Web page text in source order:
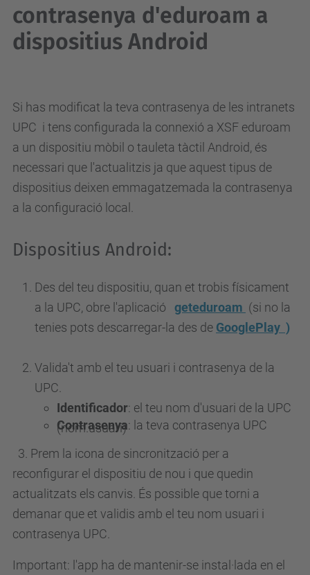
contrasenya d'eduroam a
dispositius Android
Si has modificat la teva contrasenya de les intranets
UPC i tens configurada la connexió a XSF eduroam
a un dispositiu mòbil o tauleta tàctil Android, és
necessari que l'actualitzis ja que aquest tipus de
dispositius deixen emmagatzemada la contrasenya
a la configuració local.
Dispositius Android:
Des del teu dispositiu, quan et trobis físicament
a la UPC, obre l'aplicació
geteduroam (si no la
tenies pots descarregar-la des de GooglePlay )
Valida't amb el teu usuari i contrasenya de la
UPC.
Identificador: el teu nom d'usuari de la UPC
(nom.usuari)
Contrasenya: la teva contrasenya UPC
3. Prem la icona de sincronització per a
reconfigurar el dispositiu de nou i que quedin
actualitzats els canvis. És possible que torni a
demanar que et validis amb el teu nom usuari i
contrasenya UPC.
Important: l'app ha de mantenir-se instal·lada en el